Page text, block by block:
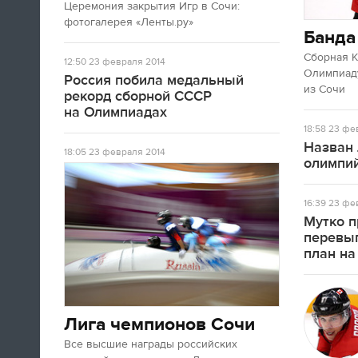
А если вы устали от соревнований за
последние недели, то вот
неспортивные итоги Олимпиады в
Сочи.
09:33
Третьяк сказал, что Олега Знарока в
сборной России не будет.
09:13
Салют после церемонии закрытия
Церемония закрытия Игр в Сочи:
фотогалерея «Ленты.ру»
12:5023 февраля 2014
Россия побила медальный
рекорд сборной СССР
на Олимпиадах
18:0523 февраля 2014
Лига чемпионов Сочи
Все высшие награды российских
Сборная
из Сочи
18:5823
Назван
16:3923
Мутко
план